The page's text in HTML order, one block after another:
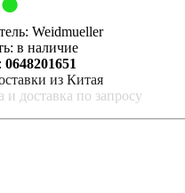
Weidmueller
в наличие
0648201651
из Китая
доставка по запросу